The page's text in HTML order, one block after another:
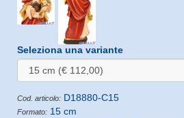
Seleziona una variante
Cod. articolo: D18880-C15
Formato: 15 cm